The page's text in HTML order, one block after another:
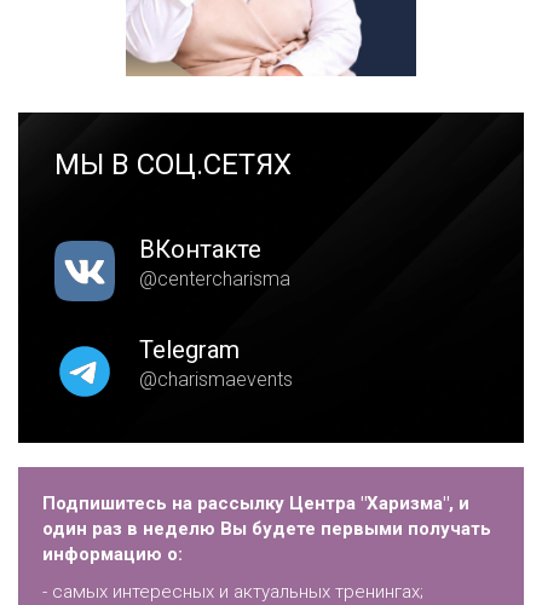
МЫ В СОЦ.СЕТЯХ
ВКонтакте
@centercharisma
Telegram
@charismaevents
Подпишитесь на рассылку Центра "Харизма", и
один раз в неделю Вы будете первыми получать
информацию о:
- самых интересных и актуальных тренингах;